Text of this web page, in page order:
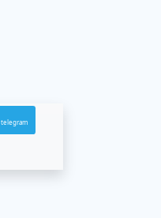
telegram